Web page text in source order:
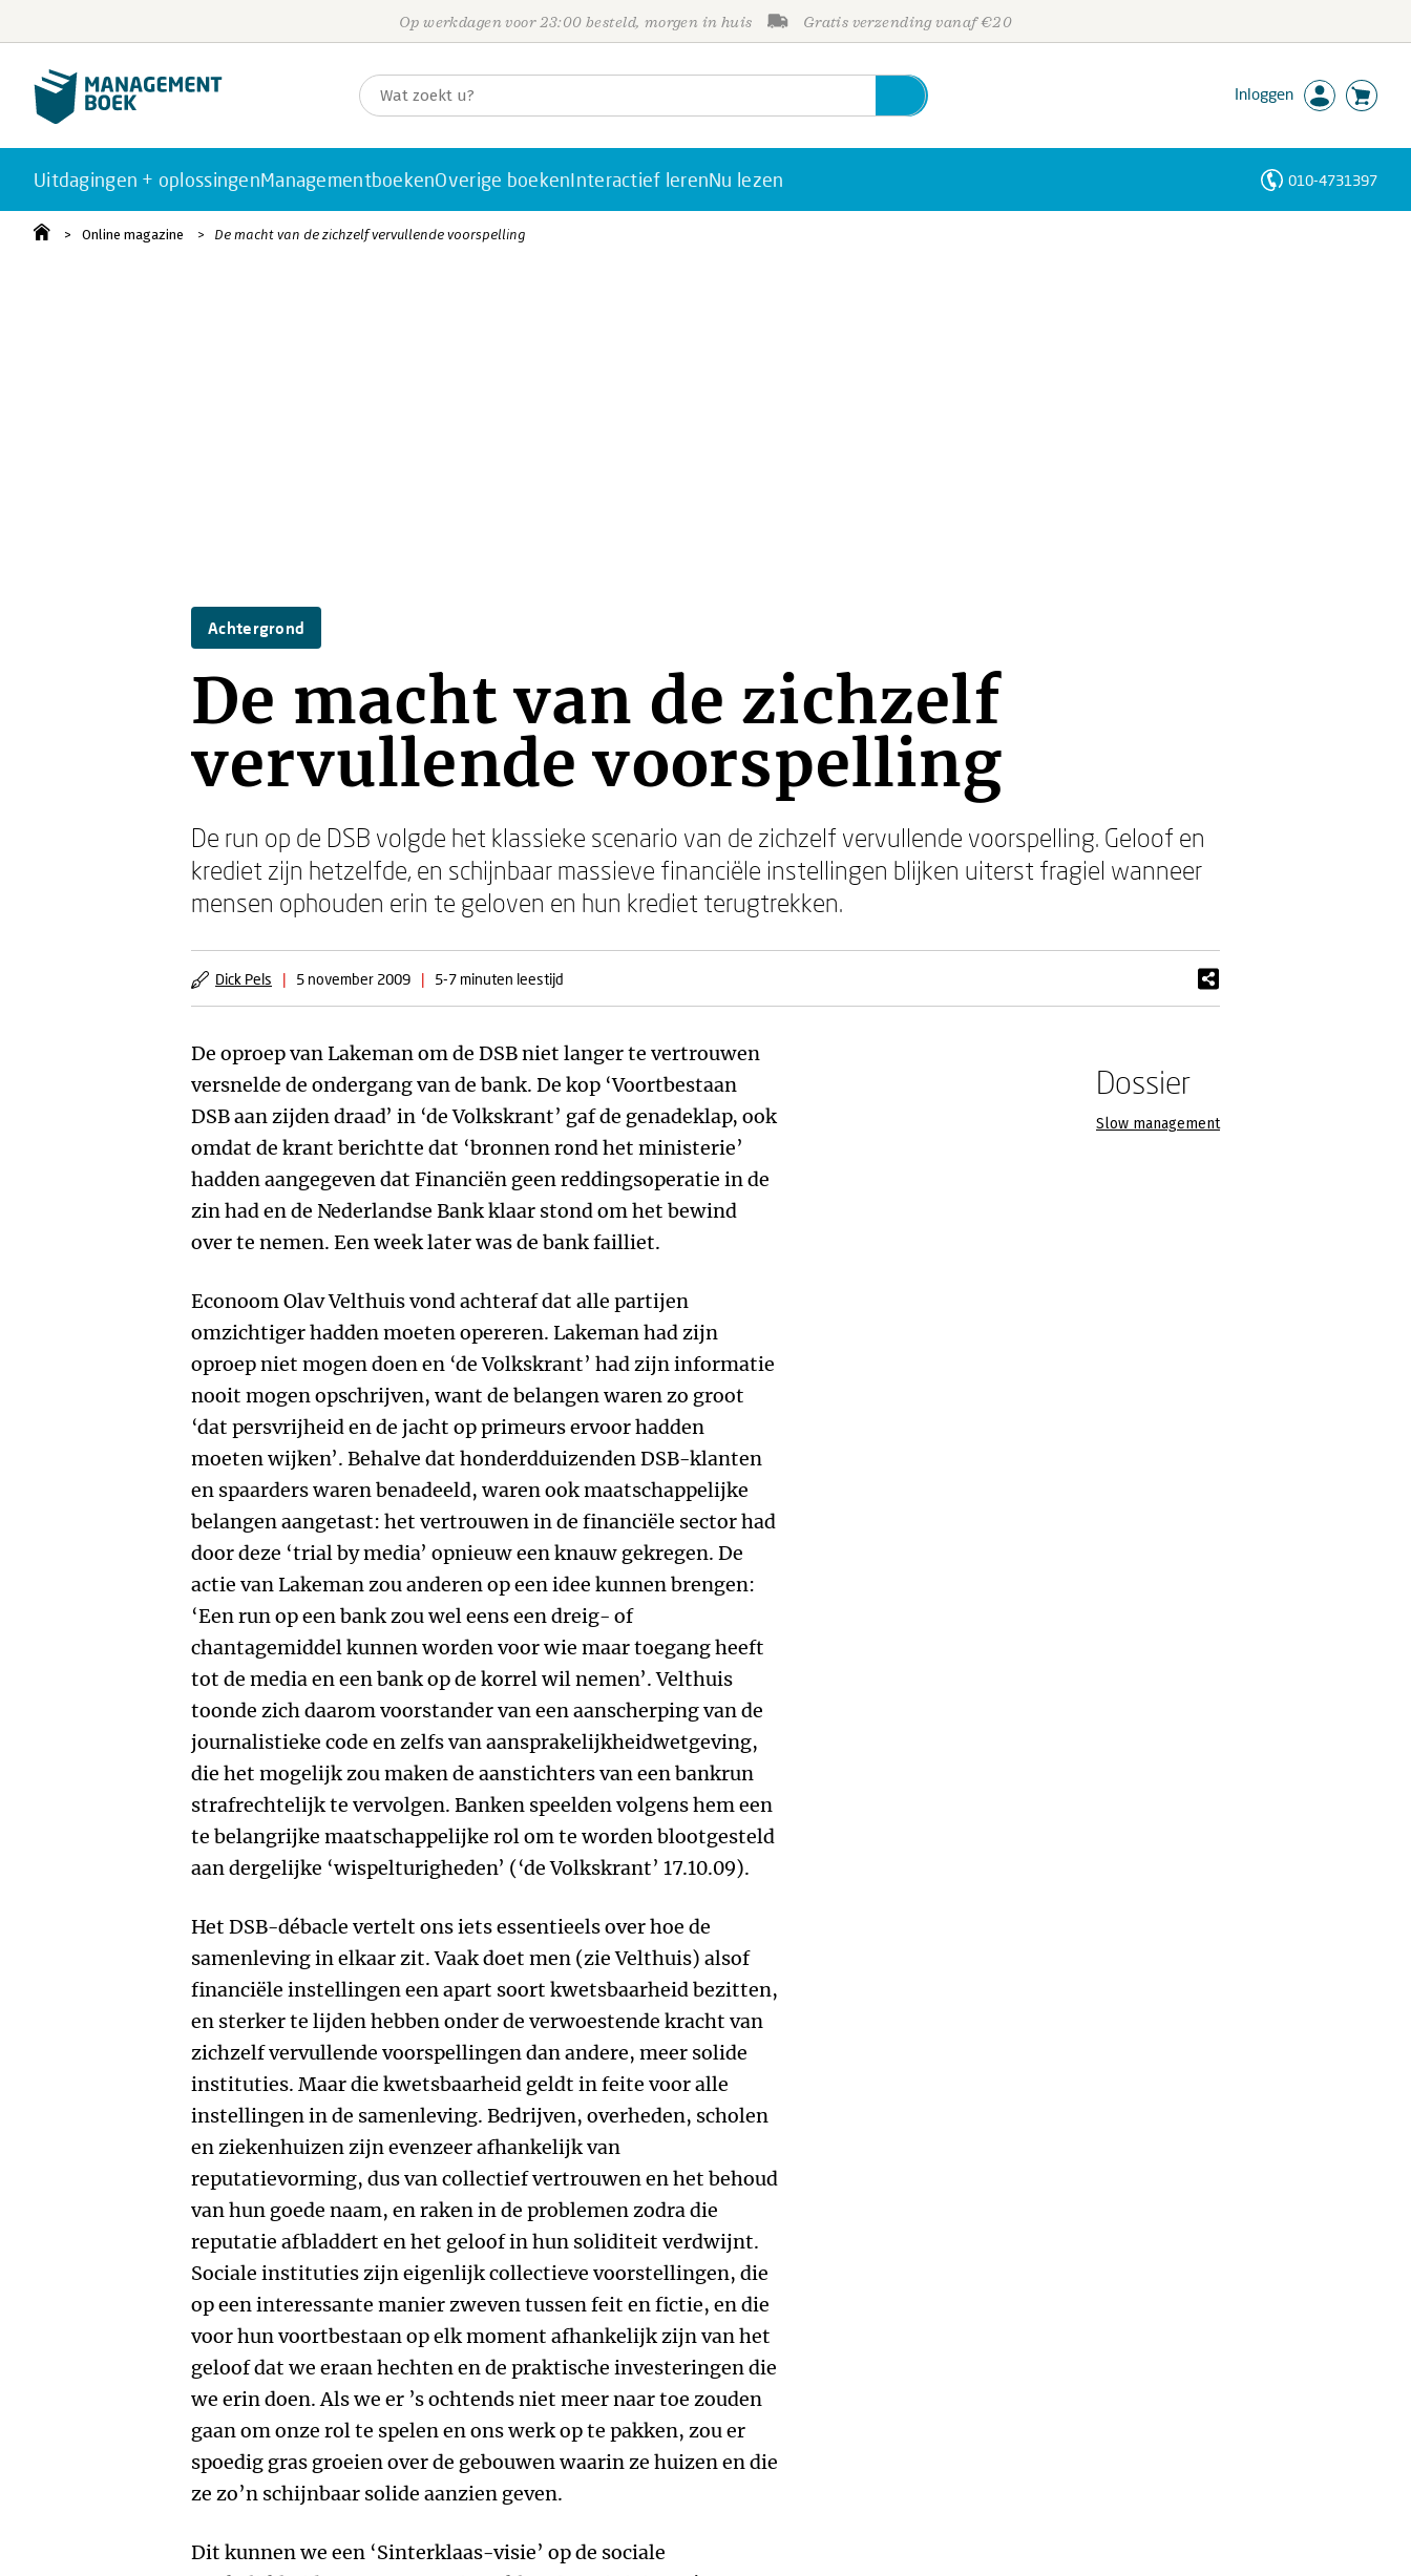
Op werkdagen voor 23:00 besteld, morgen in huis Gratis verzending vanaf €20
Inloggen
Uitdagingen + oplossingenManagementboekenOverige boekenInteractief lerenNu lezen 010-4731397
Online magazine De macht van de zichzelf vervullende voorspelling
Achtergrond
De macht van de zichzelf
vervullende voorspelling
De run op de DSB volgde het klassieke scenario van de zichzelf vervullende voorspelling. Geloof en
krediet zijn hetzelfde, en schijnbaar massieve financiële instellingen blijken uiterst fragiel wanneer
mensen ophouden erin te geloven en hun krediet terugtrekken.
Dick Pels | 5 november 2009 | 5-7 minuten leestijd
De oproep van Lakeman om de DSB niet langer te vertrouwen
versnelde de ondergang van de bank. De kop ‘Voortbestaan
DSB aan zijden draad’ in ‘de Volkskrant’ gaf de genadeklap, ook
omdat de krant berichtte dat ‘bronnen rond het ministerie’
hadden aangegeven dat Financiën geen reddingsoperatie in de
zin had en de Nederlandse Bank klaar stond om het bewind
over te nemen. Een week later was de bank failliet.
Econoom Olav Velthuis vond achteraf dat alle partijen
omzichtiger hadden moeten opereren. Lakeman had zijn
oproep niet mogen doen en ‘de Volkskrant’ had zijn informatie
nooit mogen opschrijven, want de belangen waren zo groot
‘dat persvrijheid en de jacht op primeurs ervoor hadden
moeten wijken’. Behalve dat honderdduizenden DSB-klanten
en spaarders waren benadeeld, waren ook maatschappelijke
belangen aangetast: het vertrouwen in de financiële sector had
door deze ‘trial by media’ opnieuw een knauw gekregen. De
actie van Lakeman zou anderen op een idee kunnen brengen:
‘Een run op een bank zou wel eens een dreig- of
chantagemiddel kunnen worden voor wie maar toegang heeft
tot de media en een bank op de korrel wil nemen’. Velthuis
toonde zich daarom voorstander van een aanscherping van de
journalistieke code en zelfs van aansprakelijkheidwetgeving,
die het mogelijk zou maken de aanstichters van een bankrun
strafrechtelijk te vervolgen. Banken speelden volgens hem een
te belangrijke maatschappelijke rol om te worden blootgesteld
aan dergelijke ‘wispelturigheden’ (‘de Volkskrant’ 17.10.09).
Het DSB-débacle vertelt ons iets essentieels over hoe de
samenleving in elkaar zit. Vaak doet men (zie Velthuis) alsof
financiële instellingen een apart soort kwetsbaarheid bezitten,
en sterker te lijden hebben onder de verwoestende kracht van
zichzelf vervullende voorspellingen dan andere, meer solide
instituties. Maar die kwetsbaarheid geldt in feite voor alle
instellingen in de samenleving. Bedrijven, overheden, scholen
en ziekenhuizen zijn evenzeer afhankelijk van
reputatievorming, dus van collectief vertrouwen en het behoud
van hun goede naam, en raken in de problemen zodra die
reputatie afbladdert en het geloof in hun soliditeit verdwijnt.
Sociale instituties zijn eigenlijk collectieve voorstellingen, die
op een interessante manier zweven tussen feit en fictie, en die
voor hun voortbestaan op elk moment afhankelijk zijn van het
geloof dat we eraan hechten en de praktische investeringen die
we erin doen. Als we er ’s ochtends niet meer naar toe zouden
gaan om onze rol te spelen en ons werk op te pakken, zou er
spoedig gras groeien over de gebouwen waarin ze huizen en die
ze zo’n schijnbaar solide aanzien geven.
Dit kunnen we een ‘Sinterklaas-visie’ op de sociale
Dossier
Slow management
Personen